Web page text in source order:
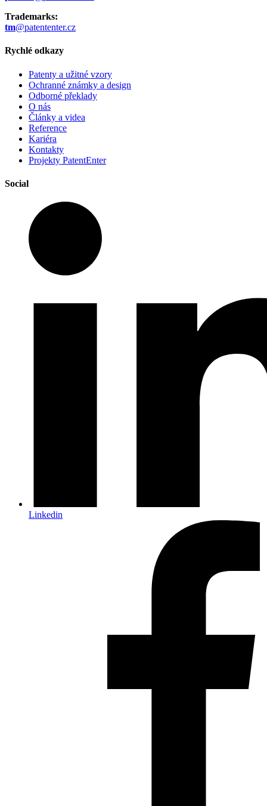
Trademarks:
tm@patententer.cz
Rychlé odkazy
Patenty a užitné vzory
Ochranné známky a design
Odborné překlady
O nás
Články a videa
Reference
Kariéra
Kontakty
Projekty PatentEnter
Social
Linkedin